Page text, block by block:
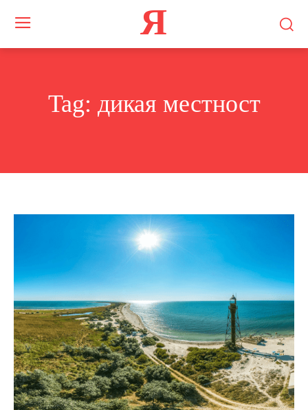
Я
Tag: дикая местност